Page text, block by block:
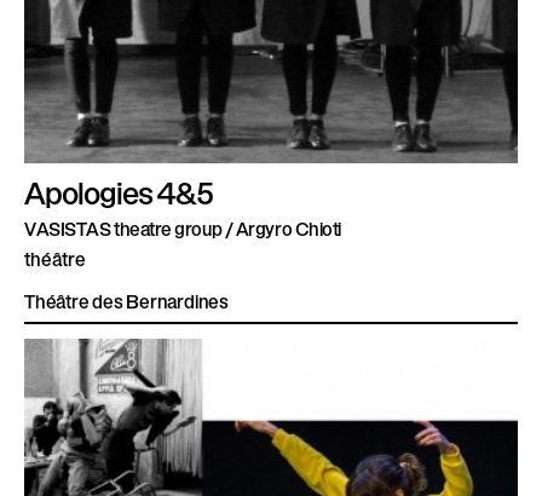
Apologies 4&5
VASISTAS theatre group / Argyro Chioti
théâtre
Théâtre des Bernardines